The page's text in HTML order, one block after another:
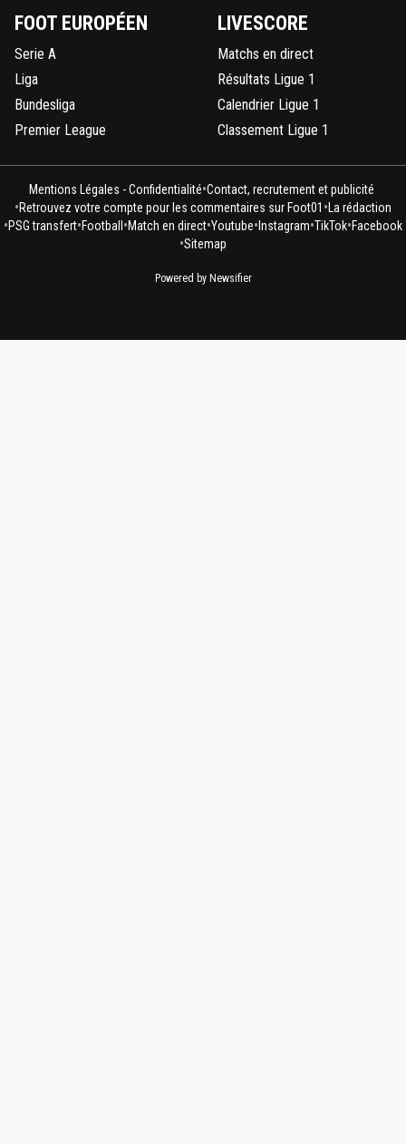
FOOT EUROPÉEN
Serie A
Liga
Bundesliga
Premier League
LIVESCORE
Matchs en direct
Résultats Ligue 1
Calendrier Ligue 1
Classement Ligue 1
Mentions Légales - Confidentialité•Contact, recrutement et publicité
•Retrouvez votre compte pour les commentaires sur Foot01 • La rédaction
•PSG transfert•Football •Match en direct•Youtube• Instagram•TikTok•Facebook
•Sitemap
Powered by Newsifier